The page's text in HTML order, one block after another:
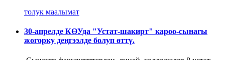
толук маалымат
30-апрелде КӨУда "Устат-шакирт" кароо-сынагы
жогорку деңгээлде болуп өттү.